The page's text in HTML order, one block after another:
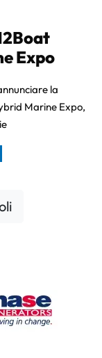
Expo
la
Marine Expo,